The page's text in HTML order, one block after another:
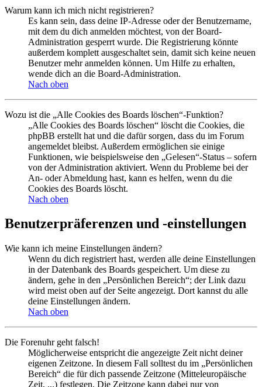
Warum kann ich mich nicht registrieren?
Es kann sein, dass deine IP-Adresse oder der Benutzername,
mit dem du dich anmelden möchtest, von der Board-
Administration gesperrt wurde. Die Registrierung könnte
außerdem komplett ausgeschaltet sein, damit sich keine neuen
Benutzer mehr anmelden können. Um Hilfe zu erhalten,
wende dich an die Board-Administration.
Nach oben
Wozu ist die „Alle Cookies des Boards löschen“-Funktion?
„Alle Cookies des Boards löschen“ löscht die Cookies, die
phpBB erstellt hat und die dafür sorgen, dass du im Forum
angemeldet bleibst. Außerdem ermöglichen sie einige
Funktionen, wie beispielsweise den „Gelesen“-Status – sofern
von der Administration aktiviert. Wenn du Probleme bei der
An- oder Abmeldung hast, kann es helfen, wenn du die
Cookies des Boards löscht.
Nach oben
Benutzerpräferenzen und -einstellungen
Wie kann ich meine Einstellungen ändern?
Wenn du dich registriert hast, werden alle deine Einstellungen
in der Datenbank des Boards gespeichert. Um diese zu
ändern, gehe in den „Persönlichen Bereich“; der Link dazu
wird meist oben auf der Seite angezeigt. Dort kannst du alle
deine Einstellungen ändern.
Nach oben
Die Forenuhr geht falsch!
Möglicherweise entspricht die angezeigte Zeit nicht deiner
eigenen Zeitzone. In diesem Fall solltest du im „Persönlichen
Bereich“ die für dich passende Zeitzone (Mitteleuropäische
Zeit, ...) festlegen. Die Zeitzone kann dabei nur von